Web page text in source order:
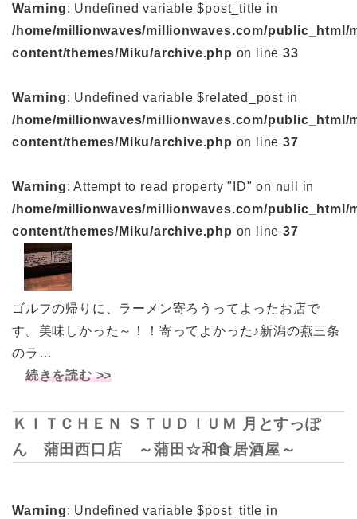
Warning: Undefined variable $post_title in
/home/millionwaves/millionwaves.com/public_html/
content/themes/Miku/archive.php on line33
Warning: Undefined variable $related_post in
/home/millionwaves/millionwaves.com/public_html/
content/themes/Miku/archive.php on line37
Warning: Attempt to read property "ID" on null in
/home/millionwaves/millionwaves.com/public_html/
content/themes/Miku/archive.php on line37
ゴルフの帰りに、ラーメン寄ろうってよったお店で
す。美味しかった～！！寄ってよかった♪新潟の燕三条
のラ…
続きを読む >>
ＫＩＴＣＨＥＮ ＳＴＵＤＩＵＭ 月とすっぽ
ん 蒲田西口店 ～蒲田☆和食居酒屋～
Warning: Undefined variable $post_title in